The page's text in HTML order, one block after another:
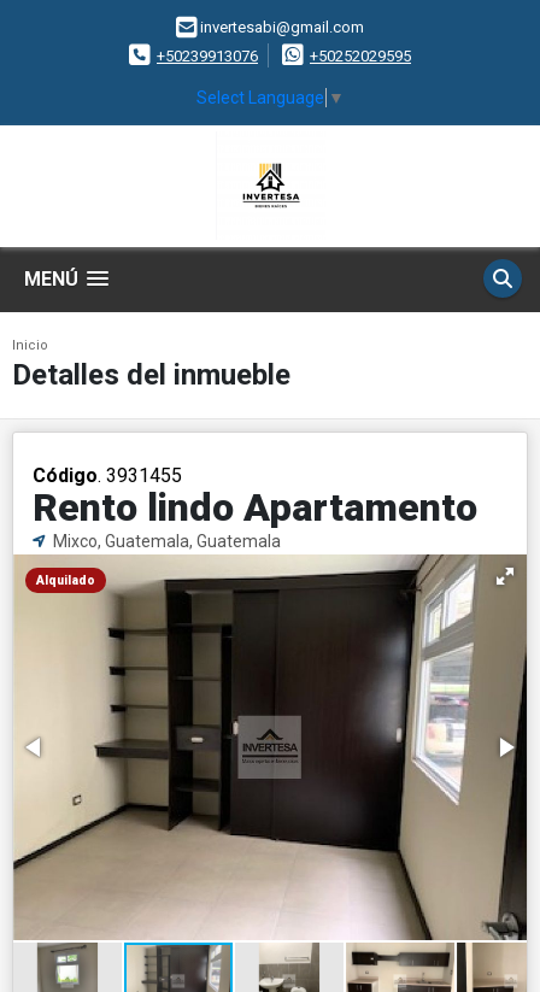
invertesabi@gmail.com
+50239913076
+50252029595
Select Language ▼
MENÚ
Inicio
Detalles del inmueble
Código. 3931455
Rento lindo Apartamento
Mixco, Guatemala, Guatemala
Alquilado